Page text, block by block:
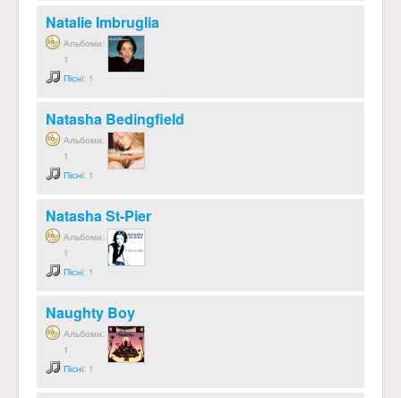
Natalie Imbruglia
Альбоми:
1
Пісні: 1
Natasha Bedingfield
Альбоми:
1
Пісні: 1
Natasha St-Pier
Альбоми:
1
Пісні: 1
Naughty Boy
Альбоми:
1
Пісні: 1